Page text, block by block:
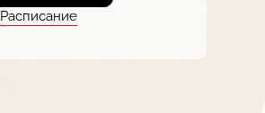
Расписание